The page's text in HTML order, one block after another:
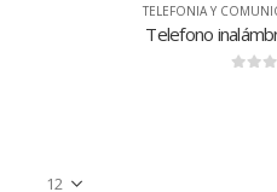
TELEFONIA Y
Telefono